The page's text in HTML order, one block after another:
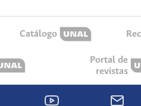
Catálogo
Portal de
revistas